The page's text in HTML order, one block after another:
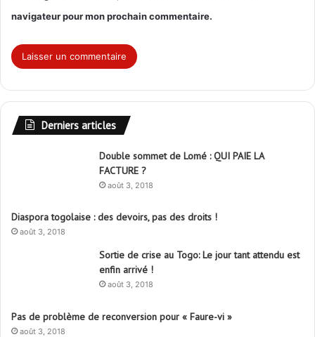
navigateur pour mon prochain commentaire.
Derniers articles
Double sommet de Lomé : QUI PAIE LA
FACTURE ?
août 3, 2018
Diaspora togolaise : des devoirs, pas des droits !
août 3, 2018
Sortie de crise au Togo: Le jour tant attendu est
enfin arrivé !
août 3, 2018
Pas de problème de reconversion pour « Faure-vi »
août 3, 2018